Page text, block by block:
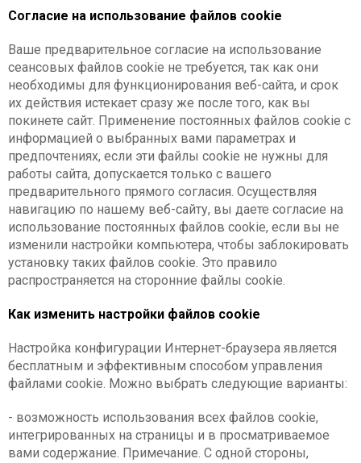
Согласие на использование файлов cookie
Ваше предварительное согласие на использование
сеансовых файлов cookie не требуется, так как они
необходимы для функционирования веб-сайта, и срок
их действия истекает сразу же после того, как вы
покинете сайт. Применение постоянных файлов cookie с
информацией о выбранных вами параметрах и
предпочтениях, если эти файлы cookie не нужны для
работы сайта, допускается только с вашего
предварительного прямого согласия. Осуществляя
навигацию по нашему веб-сайту, вы даете согласие на
использование постоянных файлов cookie, если вы не
изменили настройки компьютера, чтобы заблокировать
установку таких файлов cookie. Это правило
распространяется на сторонние файлы cookie.
Как изменить настройки файлов cookie
Настройка конфигурации Интернет-браузера является
бесплатным и эффективным способом управления
файлами cookie. Можно выбрать следующие варианты:
- возможность использования всех файлов cookie,
интегрированных на страницы и в просматриваемое
вами содержание. Примечание. С одной стороны,